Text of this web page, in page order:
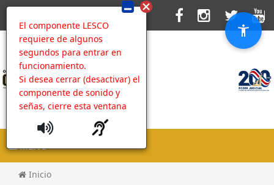
El componente LESCO
requiere de algunos
segundos para entrar en
funcionamiento.
Si desea cerrar (desactivar) el
componente de sonido y
señas, cierre esta ventana
MENU
Inicio